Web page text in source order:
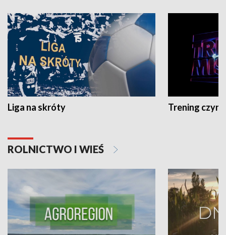
Liga na skróty Trening czyni
ROLNICTWO I WIEŚ